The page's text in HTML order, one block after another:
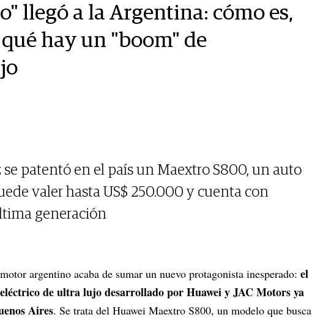
llegó a la Argentina: cómo es,
hay un "boom" de
se patentó en el país un Maextro S800, un auto
valer hasta US$ 250.000 y cuenta con
generación
argentino acaba de sumar un nuevo protagonista inesperado: el
de ultra lujo desarrollado por Huawei y JAC Motors ya
Aires. Se trata del Huawei Maextro S800, un modelo que busca